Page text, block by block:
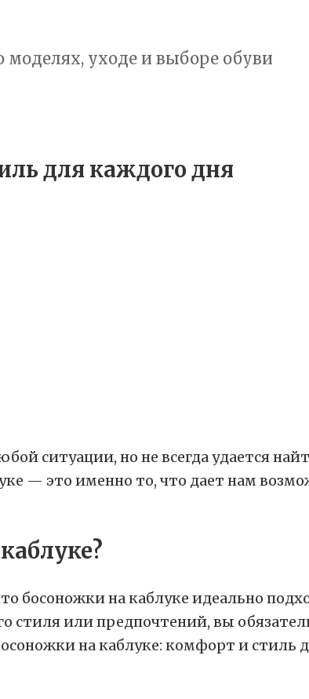
моделях, уходе и выборе обуви
для каждого дня
ситуации, но не всегда удается
— это именно то, что дает нам
босоножки на каблуке идеально
стиля или предпочтений, вы